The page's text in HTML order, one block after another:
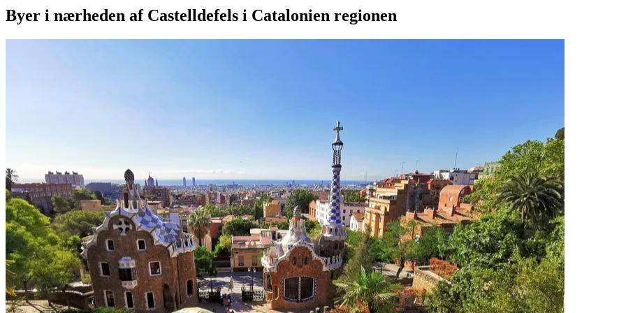
Byer i nærheden af Castelldefels i Catalonien regionen